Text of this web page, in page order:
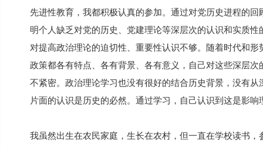
先进性教育，我都积极认真的参加。通过对党历史进程的
明个人缺乏对党的历史、党建理论等深层次的认识和实质
对提高政治理论的迫切性、重要性认识不够。随着时代和
政策都各有特点、各有背景、各有意义，自己对这些深层
不紧密。政治理论学习也没有很好的结合历史背景，没有
片面的认识是历史的必然。通过学习，自己认识到这是影响
我虽然出生在农民家庭，生长在农村，但一直在学校读书